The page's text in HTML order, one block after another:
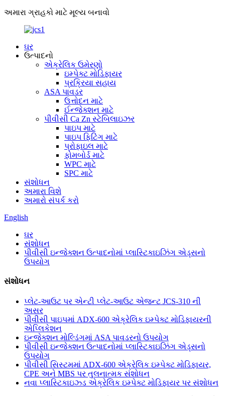
અમારા ગ્રાહકો માટે મૂલ્ય બનાવો
ઘર
ઉત્પાદનો
એક્રેલિક ઉમેરણો
ઇમ્પેક્ટ મોડિફાયર
પ્રક્રિયા સહાય
ASA પાવડર
ઉત્તોદન માટે
ઈન્જેક્શન માટે
પીવીસી Ca Zn સ્ટેબિલાઇઝર
પાઇપ માટે
પાઇપ ફિટિંગ માટે
પ્રોફાઇલ માટે
ફોમબોર્ડ માટે
WPC માટે
SPC માટે
સંશોધન
અમારા વિશે
અમારો સંપર્ક કરો
English
ઘર
સંશોધન
પીવીસી ઇન્જેક્શન ઉત્પાદનોમાં પ્લાસ્ટિકાઇઝિંગ એડ્સનો
ઉપયોગ
સંશોધન
પ્લેટ-આઉટ પર એન્ટી પ્લેટ-આઉટ એજન્ટ JCS-310 ની
અસર
પીવીસી પાઇપમાં ADX-600 એક્રેલિક ઇમ્પેક્ટ મોડિફાયરની
એપ્લિકેશન
ઇન્જેક્શન મોલ્ડિંગમાં ASA પાવડરનો ઉપયોગ
પીવીસી ઇન્જેક્શન ઉત્પાદનોમાં પ્લાસ્ટિકાઇઝિંગ એડ્સનો
ઉપયોગ
પીવીસી સિસ્ટમમાં ADX-600 એક્રેલિક ઇમ્પેક્ટ મોડિફાયર,
CPE અને MBS પર તુલનાત્મક સંશોધન
નવા પ્લાસ્ટિકાઇઝ્ડ એક્રેલિક ઇમ્પેક્ટ મોડિફાયર પર સંશોધન